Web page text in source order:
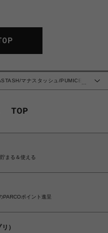
マナスタッシュ/PUMICE
まる＆使える
PARCOポイント進呈
）